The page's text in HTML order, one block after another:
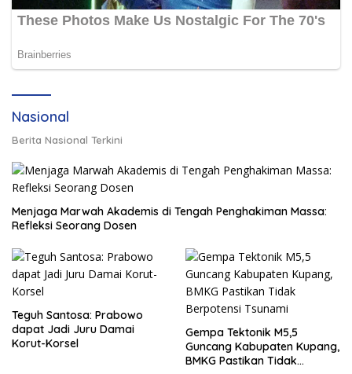
Nasional
Berita Nasional Terkini
Menjaga Marwah Akademis di Tengah Penghakiman Massa:
Refleksi Seorang Dosen
Teguh Santosa: Prabowo
dapat Jadi Juru Damai
Korut-Korsel
Gempa Tektonik M5,5
Guncang Kabupaten Kupang,
BMKG Pastikan Tidak